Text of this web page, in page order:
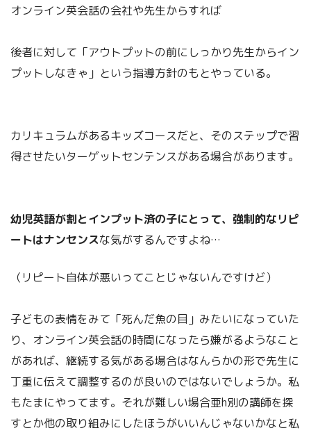
オンライン英会話の会社や先生からすれば
後者に対して「アウトプットの前にしっかり先生からイン
プットしなきゃ」という指導方針のもとやっている。
カリキュラムがあるキッズコースだと、そのステップで習
得させたいターゲットセンテンスがある場合があります。
幼児英語が割とインプット済の子にとって、強制的なリピ
ートはナンセンスな気がするんですよね…
（リピート自体が悪いってことじゃないんですけど）
子どもの表情をみて「死んだ魚の目」みたいになっていた
り、オンライン英会話の時間になったら嫌がるようなこと
があれば、継続する気がある場合はなんらかの形で先生に
丁重に伝えて調整するのが良いのではないでしょうか。私
もたまにやってます。それが難しい場合亜h別の講師を探
すとか他の取り組みにしたほうがいいんじゃないかなと私